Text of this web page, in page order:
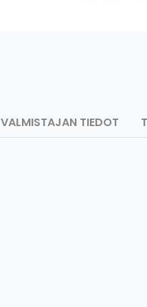
VALMISTAJAN TIEDOT